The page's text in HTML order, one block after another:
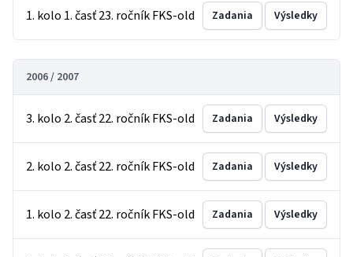
1. kolo 1. časť 23. ročník FKS-old Zadania Výsledky
2006 / 2007
3. kolo 2. časť 22. ročník FKS-old Zadania Výsledky
2. kolo 2. časť 22. ročník FKS-old Zadania Výsledky
1. kolo 2. časť 22. ročník FKS-old Zadania Výsledky